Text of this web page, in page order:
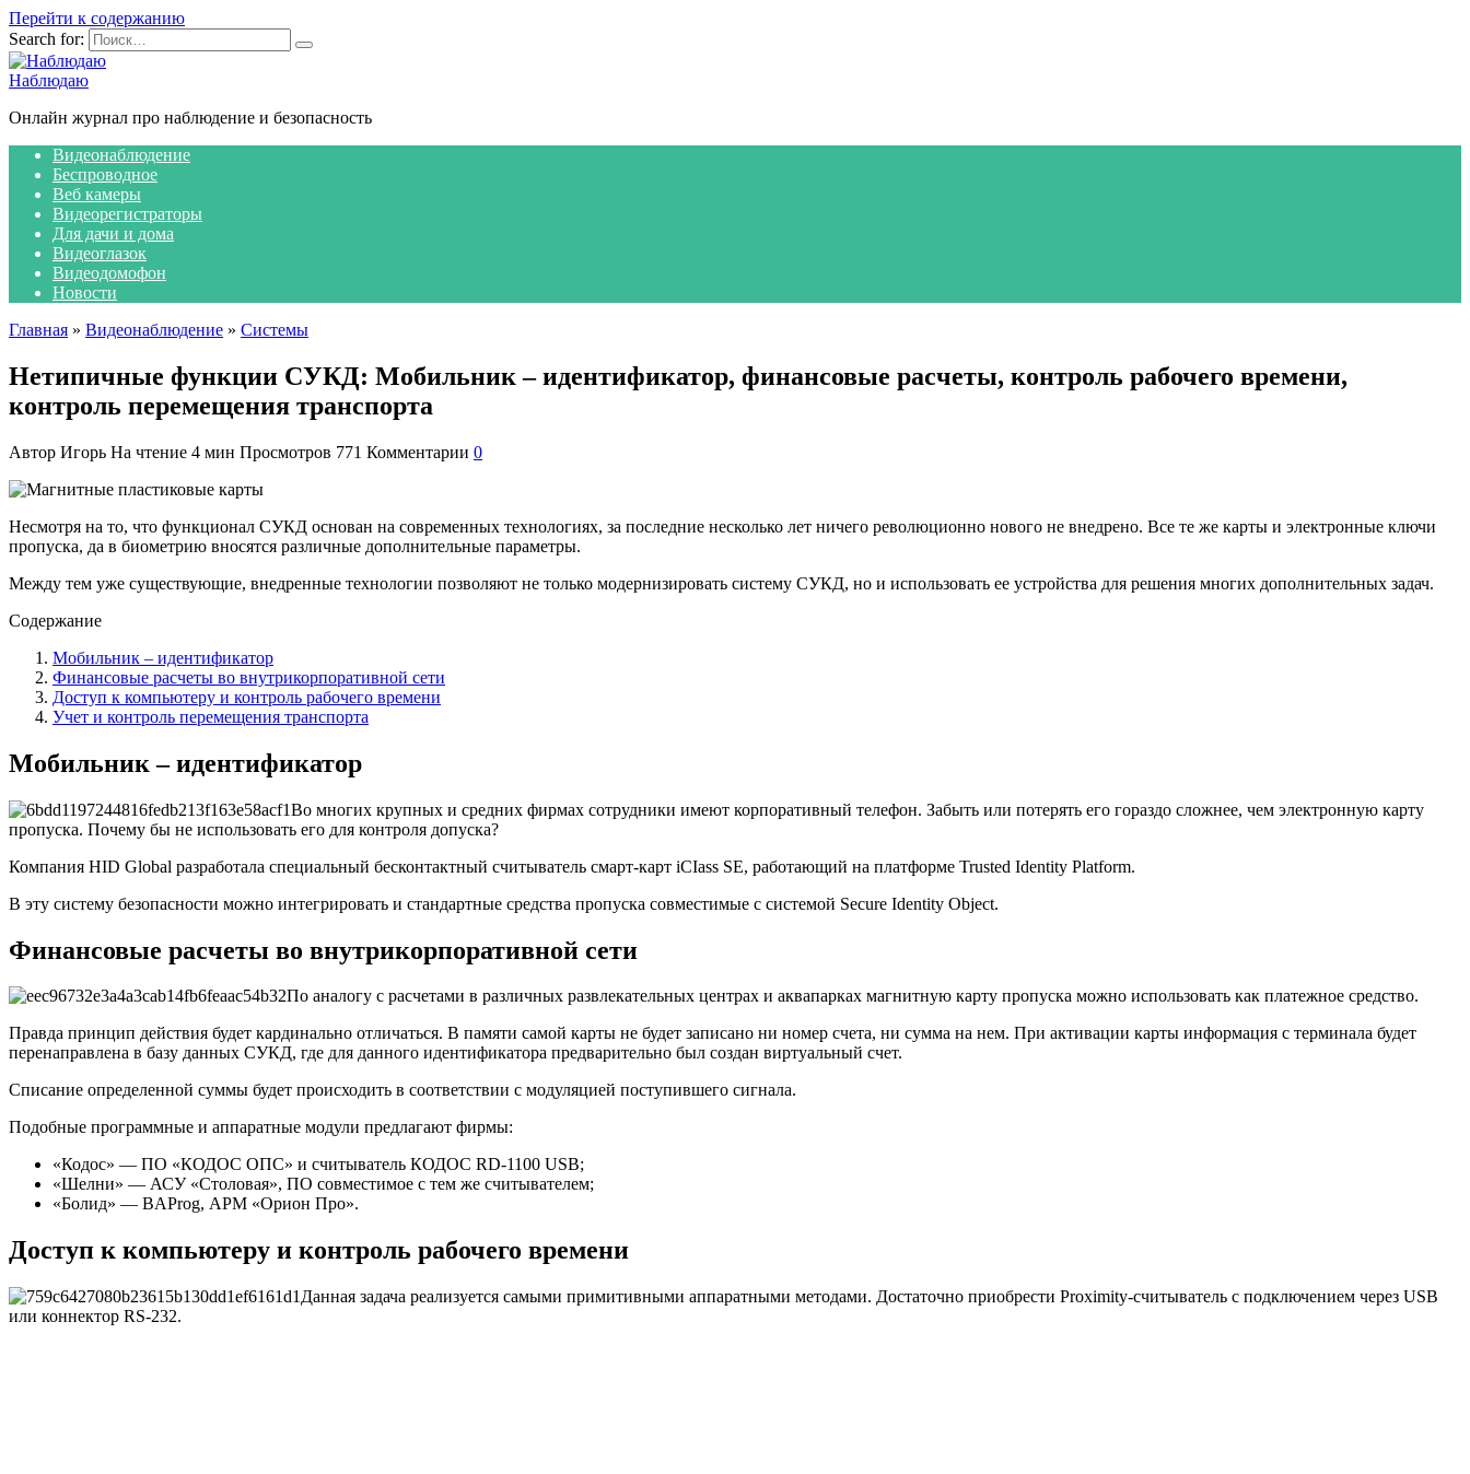
Перейти к содержанию
Search for:
Наблюдаю
Онлайн журнал про наблюдение и безопасность
Видеонаблюдение
Беспроводное
Веб камеры
Видеорегистраторы
Для дачи и дома
Видеоглазок
Видеодомофон
Новости
Главная » Видеонаблюдение » Системы
Нетипичные функции СУКД: Мобильник – идентификатор, финансовые расчеты, контроль рабочего времени,
контроль перемещения транспорта
Автор Игорь На чтение 4 мин Просмотров 771 Комментарии 0
Несмотря на то, что функционал СУКД основан на современных технологиях, за последние несколько лет ничего революционно нового не внедрено. Все те же карты и электронные ключи
пропуска, да в биометрию вносятся различные дополнительные параметры.
Между тем уже существующие, внедренные технологии позволяют не только модернизировать систему СУКД, но и использовать ее устройства для решения многих дополнительных задач.
Содержание
Мобильник – идентификатор
Финансовые расчеты во внутрикорпоративной сети
Доступ к компьютеру и контроль рабочего времени
Учет и контроль перемещения транспорта
Мобильник – идентификатор
Во многих крупных и средних фирмах сотрудники имеют корпоративный телефон. Забыть или потерять его гораздо сложнее, чем электронную карту
пропуска. Почему бы не использовать его для контроля допуска?
Компания HID Global разработала специальный бесконтактный считыватель смарт-карт iCIass SE, работающий на платформе Trusted Identity Platform.
В эту систему безопасности можно интегрировать и стандартные средства пропуска совместимые с системой Secure Identity Object.
Финансовые расчеты во внутрикорпоративной сети
По аналогу с расчетами в различных развлекательных центрах и аквапарках магнитную карту пропуска можно использовать как платежное средство.
Правда принцип действия будет кардинально отличаться. В памяти самой карты не будет записано ни номер счета, ни сумма на нем. При активации карты информация с терминала будет
перенаправлена в базу данных СУКД, где для данного идентификатора предварительно был создан виртуальный счет.
Списание определенной суммы будет происходить в соответствии с модуляцией поступившего сигнала.
Подобные программные и аппаратные модули предлагают фирмы:
«Кодос» — ПО «КОДОС ОПС» и считыватель КОДОС RD-1100 USB;
«Шелни» — АСУ «Столовая», ПО совместимое с тем же считывателем;
«Болид» — BAProg, АРМ «Орион Про».
Доступ к компьютеру и контроль рабочего времени
Данная задача реализуется самыми примитивными аппаратными методами. Достаточно приобрести Proximity-считыватель с подключением через USB
или коннектор RS-232.